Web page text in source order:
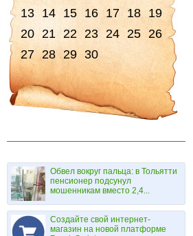
13 14 15 16 17 18 19
20 21 22 23 24 25 26
27 28 29 30
Обвел вокруг пальца: в Тольятти
пенсионер подсунул
мошенникам вместо 2,4...
Создайте свой интернет-
магазин на новой платформе